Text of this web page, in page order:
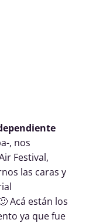
, nos
Festival,
las caras y
Acá están los
ya que fue